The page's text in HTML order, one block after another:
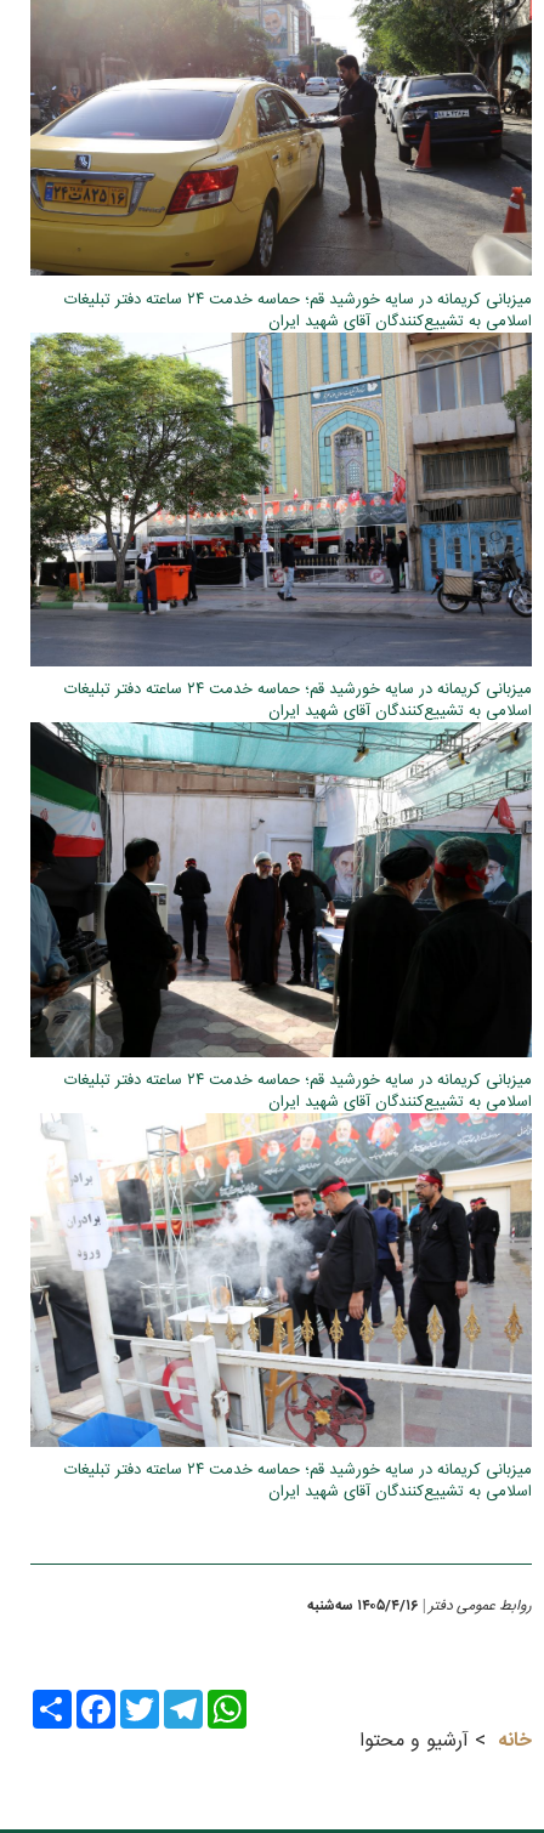
میزبانی کریمانه در سایه خورشید قم؛ حماسه خدمت ۲۴ ساعته دفتر تبلیغات
اسلامی به تشییع‌کنندگان آقای شهید ایران
میزبانی کریمانه در سایه خورشید قم؛ حماسه خدمت ۲۴ ساعته دفتر تبلیغات
اسلامی به تشییع‌کنندگان آقای شهید ایران
میزبانی کریمانه در سایه خورشید قم؛ حماسه خدمت ۲۴ ساعته دفتر تبلیغات
اسلامی به تشییع‌کنندگان آقای شهید ایران
میزبانی کریمانه در سایه خورشید قم؛ حماسه خدمت ۲۴ ساعته دفتر تبلیغات
اسلامی به تشییع‌کنندگان آقای شهید ایران
روابط عمومی دفتر ۱۴۰۵/۴/۱۶ سه‌شنبه
Share
FacebookTwitter
Telegram
WhatsApp
خانه
آرشیو و محتوا